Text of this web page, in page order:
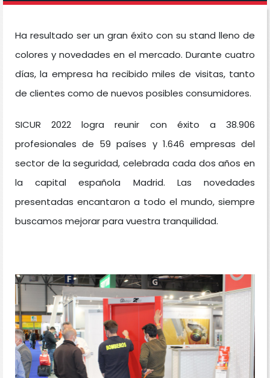
Ha resultado ser un gran éxito con su stand lleno de
colores y novedades en el mercado. Durante cuatro
días, la empresa ha recibido miles de visitas, tanto
de clientes como de nuevos posibles consumidores.
SICUR 2022 logra reunir con éxito a 38.906
profesionales de 59 países y 1.646 empresas del
sector de la seguridad, celebrada cada dos años en
la capital española Madrid. Las novedades
presentadas encantaron a todo el mundo, siempre
buscamos mejorar para vuestra tranquilidad.